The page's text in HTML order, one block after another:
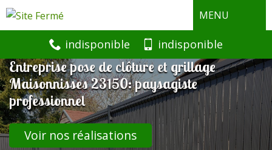
MENU
indisponible indisponible
Entreprise pose de clôture et grillage
Maisonnisses 23150: paysagiste
professionnel
Voir nos réalisations